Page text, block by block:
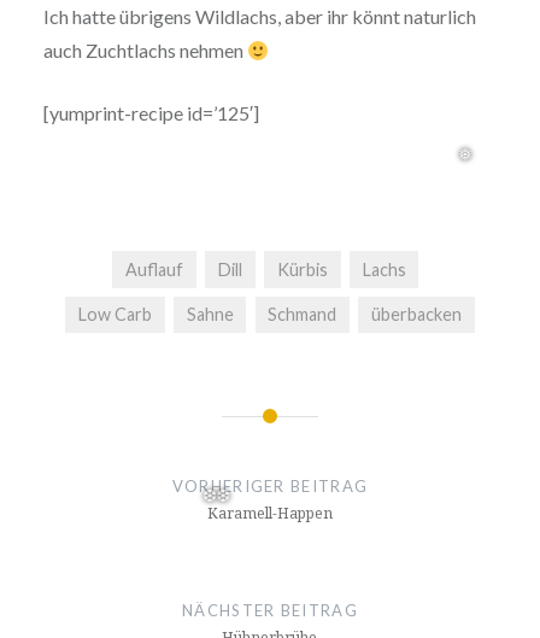
Ich hatte übrigens Wildlachs, aber ihr könnt naturlich
auch Zuchtlachs nehmen
[yumprint-recipe id=’125′]
Auflauf Dill Kürbis Lachs
Low Carb Sahne Schmand überbacken
Beitragsnavigation
VORHERIGER BEITRAG
Karamell-Happen
NÄCHSTER BEITRAG